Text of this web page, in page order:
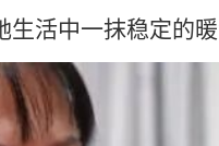
生活中一抹稳定的